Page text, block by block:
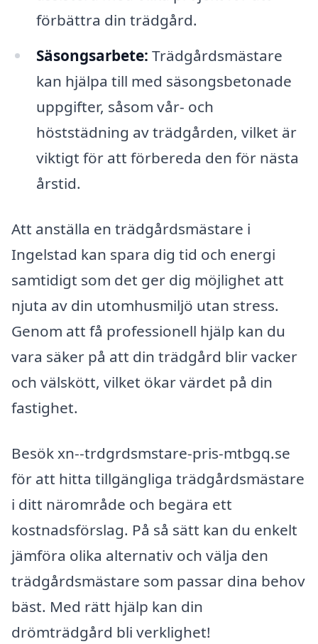
förbättra din trädgård.
Säsongsarbete: Trädgårdsmästare
kan hjälpa till med säsongsbetonade
uppgifter, såsom vår- och
höststädning av trädgården, vilket är
viktigt för att förbereda den för nästa
årstid.
Att anställa en trädgårdsmästare i
Ingelstad kan spara dig tid och energi
samtidigt som det ger dig möjlighet att
njuta av din utomhusmiljö utan stress.
Genom att få professionell hjälp kan du
vara säker på att din trädgård blir vacker
och välskött, vilket ökar värdet på din
fastighet.
Besök xn--trdgrdsmstare-pris-mtbgq.se
för att hitta tillgängliga trädgårdsmästare
i ditt närområde och begära ett
kostnadsförslag. På så sätt kan du enkelt
jämföra olika alternativ och välja den
trädgårdsmästare som passar dina behov
bäst. Med rätt hjälp kan din
drömträdgård bli verklighet!